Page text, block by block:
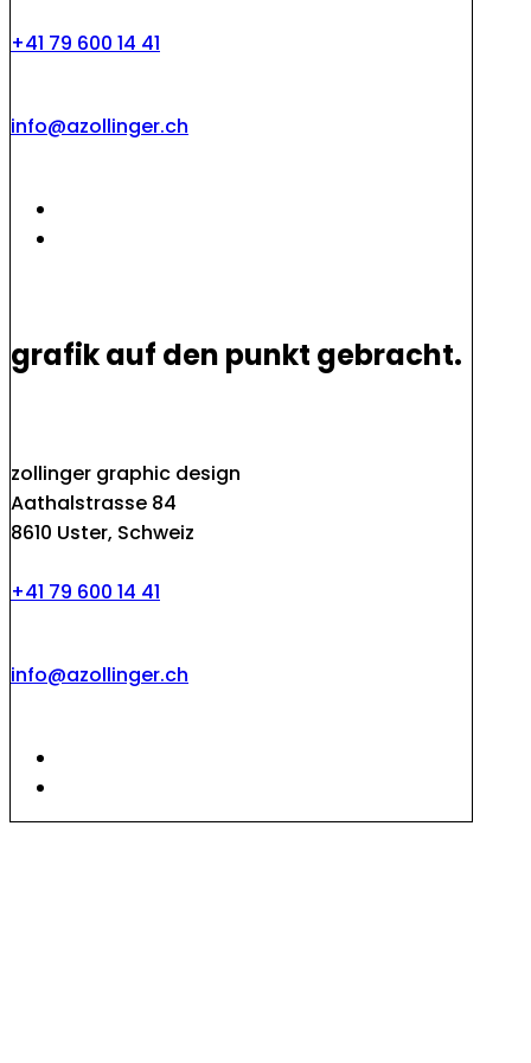
+41 79 600 14 41
info@azollinger.ch
grafik auf den punkt gebracht.
zollinger graphic design
Aathalstrasse 84
8610 Uster, Schweiz
+41 79 600 14 41
info@azollinger.ch